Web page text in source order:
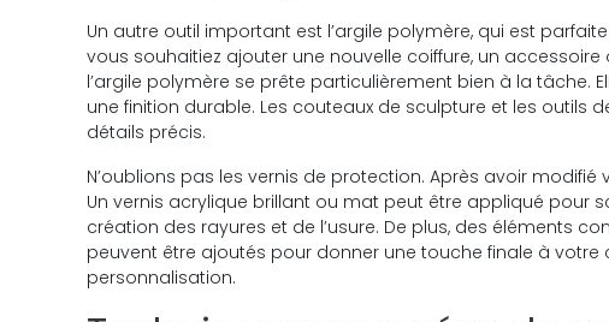
Un autre outil important est l’argile polymère, qui est
vous souhaitiez ajouter une nouvelle coiffure, un
l’argile polymère se prête particulièrement bien à la tâche.
une finition durable. Les couteaux de sculpture et les
détails précis.
N’oublions pas les vernis de protection. Après avoir
Un vernis acrylique brillant ou mat peut être appliqué pour
création des rayures et de l’usure. De plus, des éléments
peuvent être ajoutés pour donner une touche finale à
personnalisation.